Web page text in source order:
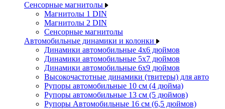
Сенсорные магнитолы
Магнитолы 1 DIN
Магнитолы 2 DIN
Сенсорные магнитолы
Автомобильные динамики и колонки
Динамики автомобильные 4x6 дюймов
Динамики автомобильные 5x7 дюймов
Динамики автомобильные 6x9 дюймов
Высокочастотные динамики (твитеры) для авто
Рупоры автомобильные 10 см (4 дюйма)
Рупоры автомобильные 13 см (5 дюймов)
Рупоры Автомобильные 16 см (6,5 дюймов)